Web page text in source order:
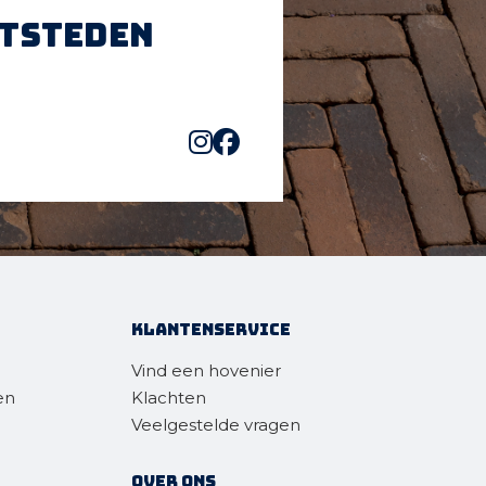
Klantenservice
Vind een hovenier
Klachten
Veelgestelde vragen
Over ons